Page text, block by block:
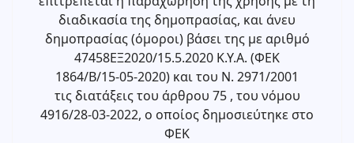
διαδικασία της δημοπρασίας, και άνευ
δημοπρασίας (όμοροι) βάσει της με αριθμό
47458ΕΞ2020/15.5.2020 Κ.Υ.Α. (ΦΕΚ
1864/Β/15-05-2020) και του Ν. 2971/2001
τις διατάξεις του άρθρου 75 , του νόμου
4916/28-03-2022, ο οποίος δημοσιεύτηκε στο
ΦΕΚ